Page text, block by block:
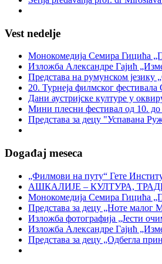
Vest nedelje
Монокомедија Семира Гицића
Изложба Александре Гајић
Представа на румунском језику
20. Турнеја филмског
Дани аустријске културе у
Мини плесни фестивал од 10. до
Представа за децу "Успавана
Događaj meseca
„Филмови на путу“ Гетe
АШКАЛИЈЕ – КУЛТУРА,
Монокомедија Семира Гицића
Представа за децу „Ноте малог
Изложба фотографија „Јести
Изложба Александре Гајић
Представа за децу „Одбегла